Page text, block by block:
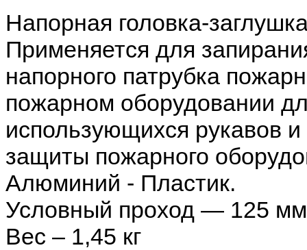
Напорная головка-
Применяется для
напорного патрубка
пожарном оборудовании
использующихся рукавов
защиты пожарного
Алюминий - Пластик.
Условный проход — 125 мм
Вес – 1,45 кг